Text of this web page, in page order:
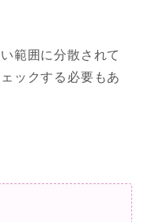
範囲に分散されて
ックする必要もあ